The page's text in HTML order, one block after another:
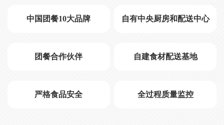
中国团餐10大品牌 自有中央厨房和配送中心
团餐合作伙伴 自建食材配送基地
严格食品安全 全过程质量监控